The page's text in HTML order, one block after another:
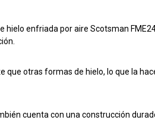
hielo enfriada por aire Scotsman
otras formas de hielo, lo que la
cuenta con una construcción